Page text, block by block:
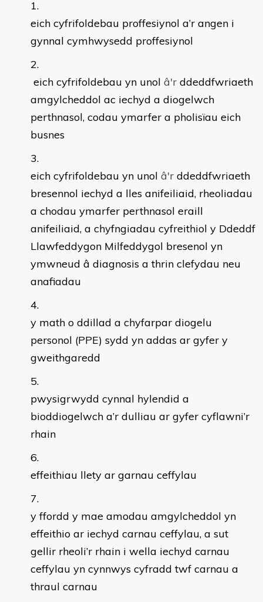
eich cyfrifoldebau proffesiynol a’r angen i
gynnal cymhwysedd proffesiynol
eich cyfrifoldebau yn unol â'r ddeddfwriaeth
amgylcheddol ac iechyd a diogelwch
perthnasol, codau ymarfer a pholisïau eich
busnes
eich cyfrifoldebau yn unol â'r ddeddfwriaeth
bresennol iechyd a lles anifeiliaid, rheoliadau
a chodau ymarfer perthnasol eraill
anifeiliaid, a chyfngiadau cyfreithiol y Ddeddf
Llawfeddygon Milfeddygol bresenol yn
ymwneud â diagnosis a thrin clefydau neu
anafiadau
y math o ddillad a chyfarpar diogelu
personol (PPE) sydd yn addas ar gyfer y
gweithgaredd
pwysigrwydd cynnal hylendid a
bioddiogelwch a’r dulliau ar gyfer cyflawni’r
rhain
effeithiau llety ar garnau ceffylau
y ffordd y mae amodau amgylcheddol yn
effeithio ar iechyd carnau ceffylau, a sut
gellir rheoli’r rhain i wella iechyd carnau
ceffylau yn cynnwys cyfradd twf carnau a
thraul carnau